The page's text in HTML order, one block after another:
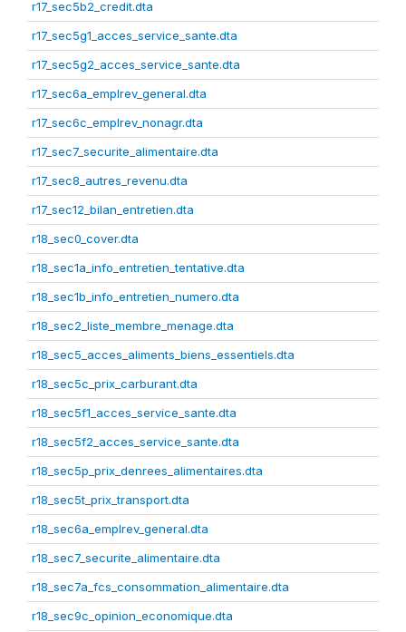
r17_sec5b2_credit.dta
r17_sec5g1_acces_service_sante.dta
r17_sec5g2_acces_service_sante.dta
r17_sec6a_emplrev_general.dta
r17_sec6c_emplrev_nonagr.dta
r17_sec7_securite_alimentaire.dta
r17_sec8_autres_revenu.dta
r17_sec12_bilan_entretien.dta
r18_sec0_cover.dta
r18_sec1a_info_entretien_tentative.dta
r18_sec1b_info_entretien_numero.dta
r18_sec2_liste_membre_menage.dta
r18_sec5_acces_aliments_biens_essentiels.dta
r18_sec5c_prix_carburant.dta
r18_sec5f1_acces_service_sante.dta
r18_sec5f2_acces_service_sante.dta
r18_sec5p_prix_denrees_alimentaires.dta
r18_sec5t_prix_transport.dta
r18_sec6a_emplrev_general.dta
r18_sec7_securite_alimentaire.dta
r18_sec7a_fcs_consommation_alimentaire.dta
r18_sec9c_opinion_economique.dta